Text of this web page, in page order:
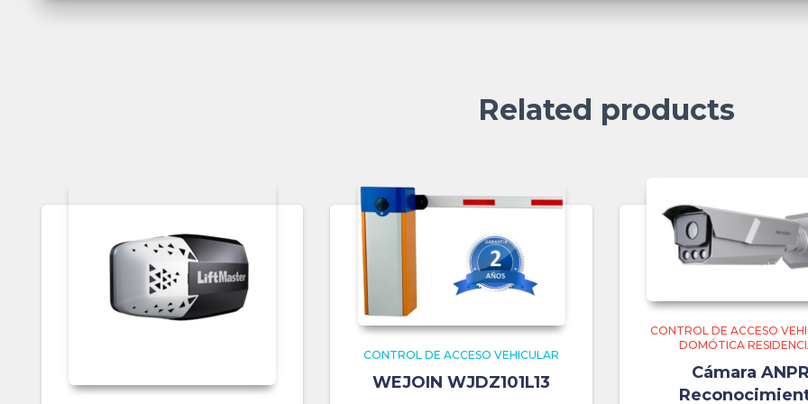
Related products
CONTROL DE ACCESO VEHICULAR
WEJOIN WJDZ101L13
CONTROL DE ACCESO
DOMÓTICA
Cámara ANPR